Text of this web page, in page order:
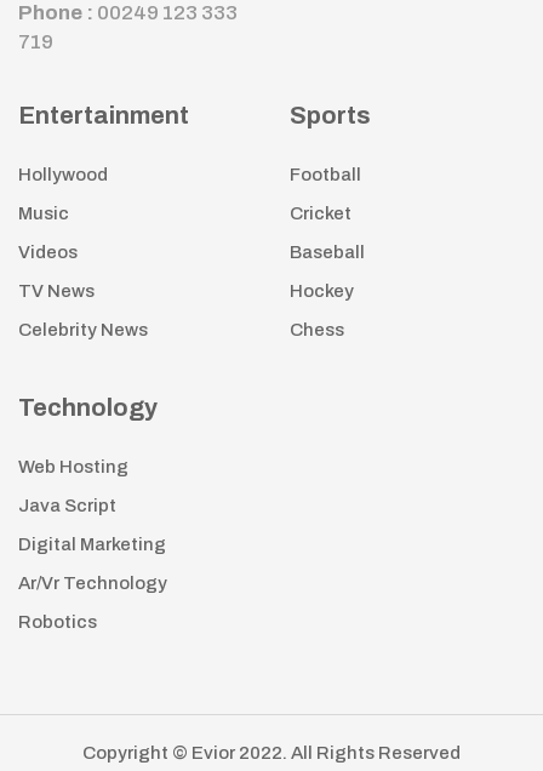
Phone : 00249 123 333
719
Entertainment
Hollywood
Music
Videos
TV News
Celebrity News
Sports
Football
Cricket
Baseball
Hockey
Chess
Technology
Web Hosting
Java Script
Digital Marketing
Ar/Vr Technology
Robotics
Copyright © Evior 2022. All Rights Reserved